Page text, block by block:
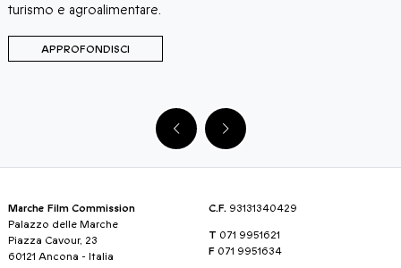
turismo e agroalimentare.
APPROFONDISCI
Marche Film Commission
Palazzo delle Marche
Piazza Cavour, 23
60121 Ancona - Italia
C.F. 93131340429
T 071 9951621
F 071 9951634